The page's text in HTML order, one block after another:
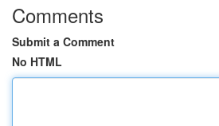
Comments
Submit a Comment
No HTML